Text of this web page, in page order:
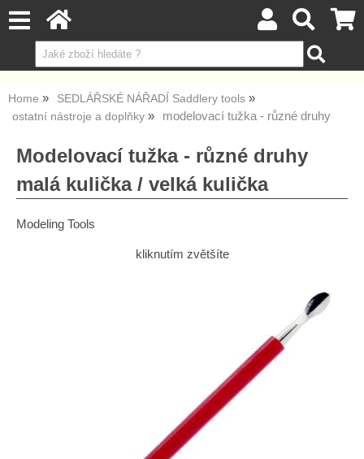
Home
SEDLÁŘSKÉ NÁŘADÍ Saddlery tools
ostatní nástroje a doplňky
modelovací tužka - různé druhy
Modelovací tužka - různé druhy
malá kulička / velká kulička
Modeling Tools
kliknutím zvětšíte